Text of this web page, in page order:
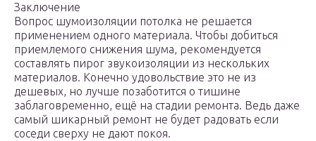
Заключение
Вопрос шумоизоляции потолка не решается
применением одного материала. Чтобы добиться
приемлемого снижения шума, рекомендуется
составлять пирог звукоизоляции из нескольких
материалов. Конечно удовольствие это не из
дешевых, но лучше позаботится о тишине
заблаговременно, ещё на стадии ремонта. Ведь даже
самый шикарный ремонт не будет радовать если
соседи сверху не дают покоя.